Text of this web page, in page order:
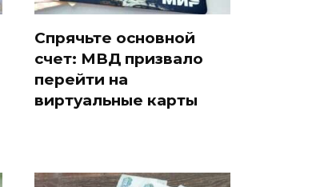
Спрячьте основной
счет: МВД призвало
перейти на
виртуальные карты